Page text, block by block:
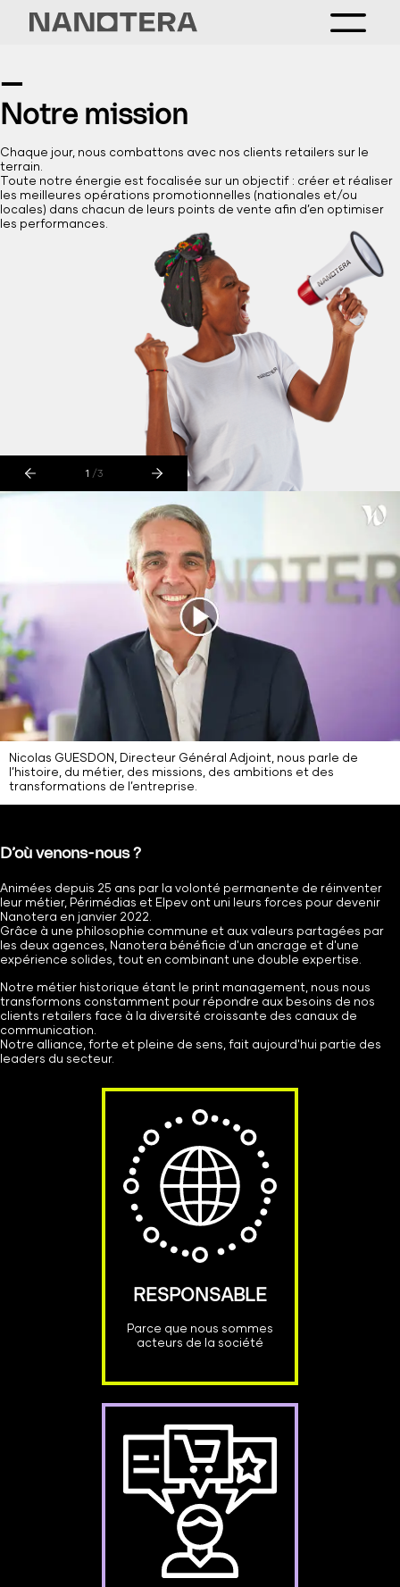
—
Notre mission
Chaque jour, nous combattons avec nos clients retailers sur le
terrain.
Toute notre énergie est focalisée sur un objectif : créer et réaliser
les meilleures opérations promotionnelles (nationales et/ou
locales) dans chacun de leurs points de vente afin d’en optimiser
les performances.
Nicolas GUESDON, Directeur Général Adjoint, nous parle de
l’histoire, du métier, des missions, des ambitions et des
transformations de l’entreprise.
1 /3
D’où venons-nous ?
Animées depuis 25 ans par la volonté permanente de réinventer
leur métier, Périmédias et Elpev ont uni leurs forces pour devenir
Nanotera en janvier 2022.
Grâce à une philosophie commune et aux valeurs partagées par
les deux agences, Nanotera bénéficie d'un ancrage et d'une
expérience solides, tout en combinant une double expertise.
Notre métier historique étant le print management, nous nous
transformons constamment pour répondre aux besoins de nos
clients retailers face à la diversité croissante des canaux de
communication.
Notre alliance, forte et pleine de sens, fait aujourd'hui partie des
leaders du secteur.
RESPONSABLE
Parce que nous sommes
acteurs de la société